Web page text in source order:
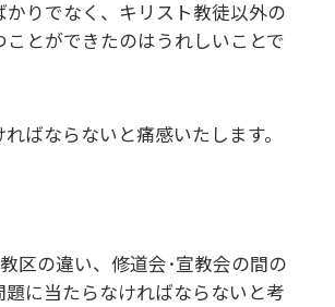
りでなく、キリスト教徒以外の
とができたのはうれしいことで
ばならないと痛感いたします。
区の違い、修道会･宣教会の間の
に当たらなければならないと考